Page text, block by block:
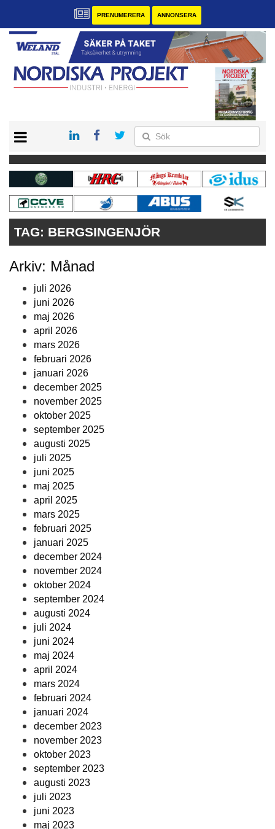
PRENUMERERA ANNONSERA
KONTAKT
VÅRA ANDRA MAGASIN
PRENUMERERA
ANNONSERA
TAG: BERGSINGENJÖR
Arkiv: Månad
juli 2026
juni 2026
maj 2026
april 2026
mars 2026
februari 2026
januari 2026
december 2025
november 2025
oktober 2025
september 2025
augusti 2025
juli 2025
juni 2025
maj 2025
april 2025
mars 2025
februari 2025
januari 2025
december 2024
november 2024
oktober 2024
september 2024
augusti 2024
juli 2024
juni 2024
maj 2024
april 2024
mars 2024
februari 2024
januari 2024
december 2023
november 2023
oktober 2023
september 2023
augusti 2023
juli 2023
juni 2023
maj 2023